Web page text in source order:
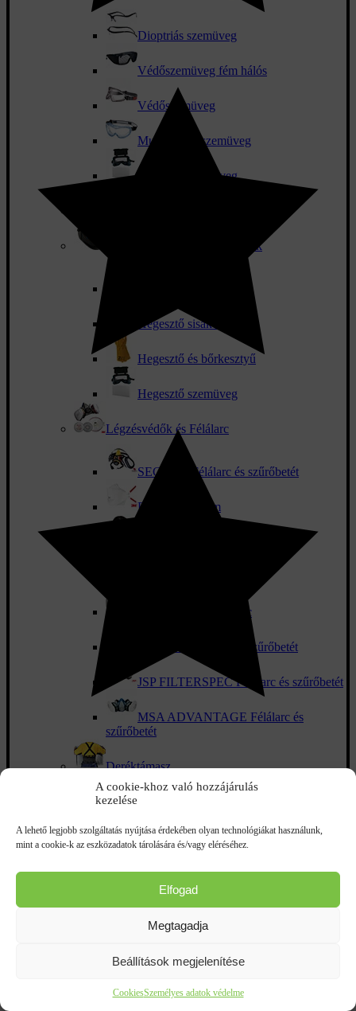
A cookie-khoz való hozzájárulás
kezelése
A lehető legjobb szolgáltatás nyújtása érdekében olyan technológiákat használunk,
mint a cookie-k az eszközadatok tárolására és/vagy eléréséhez.
Elfogad
Megtagadja
Beállítások megjelenítése
CookiesSzemélyes adatok védelme
Dioptriás szemüveg
Védőszemüveg fém hálós
Védőszemüveg
Munkavédő szemüveg
Hegesztő szemüveg
Hegesztő sisakok és tartozékok
Hegesztő sisakok
Hegesztő és bőrkesztyű
Hegesztő szemüveg
Légzésvédők és Félálarc
SECURA Félálarc és szűrőbetét
P3 vírusvédelem
3M porálarc és félálarc
JSP MIDI Félálarc és szűrőbetét
JSP FILTERSPEC Félálarc és szűrőbetét
MSA ADVANTAGE Félálarc és
szűrőbetét
Deréktámasz
Zuhanásgátló eszközök
Testheveder